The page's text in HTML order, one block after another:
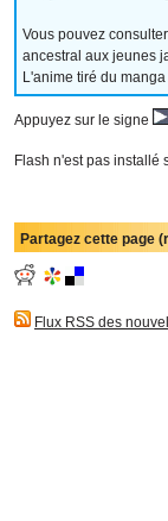
Vous pouvez
ancestral aux jeunes
L'anime tiré du
Appuyez sur le signe
Flash n'est pas installé
Partagez cette page
Flux RSS des